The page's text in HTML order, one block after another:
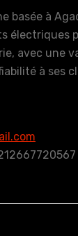
basée à
électriques
avec une
à ses